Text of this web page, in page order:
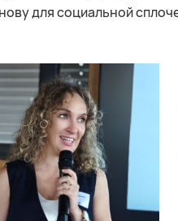
для социальной